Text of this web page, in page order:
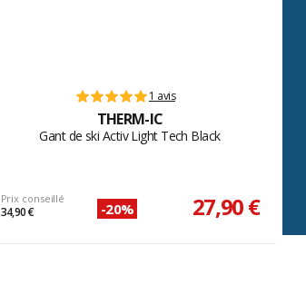
1 avis
THERM-IC
Gant de ski Activ Light Tech Black
Prix conseillé
34,90 € -20% 27,90 €